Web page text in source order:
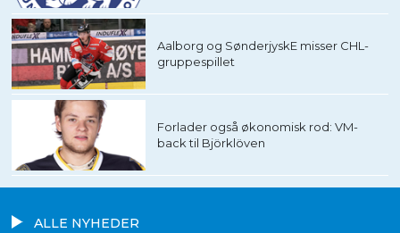
Aalborg og SønderjyskE misser CHL-
gruppespillet
Forlader også økonomisk rod: VM-
back til Björklöven
ALLE NYHEDER